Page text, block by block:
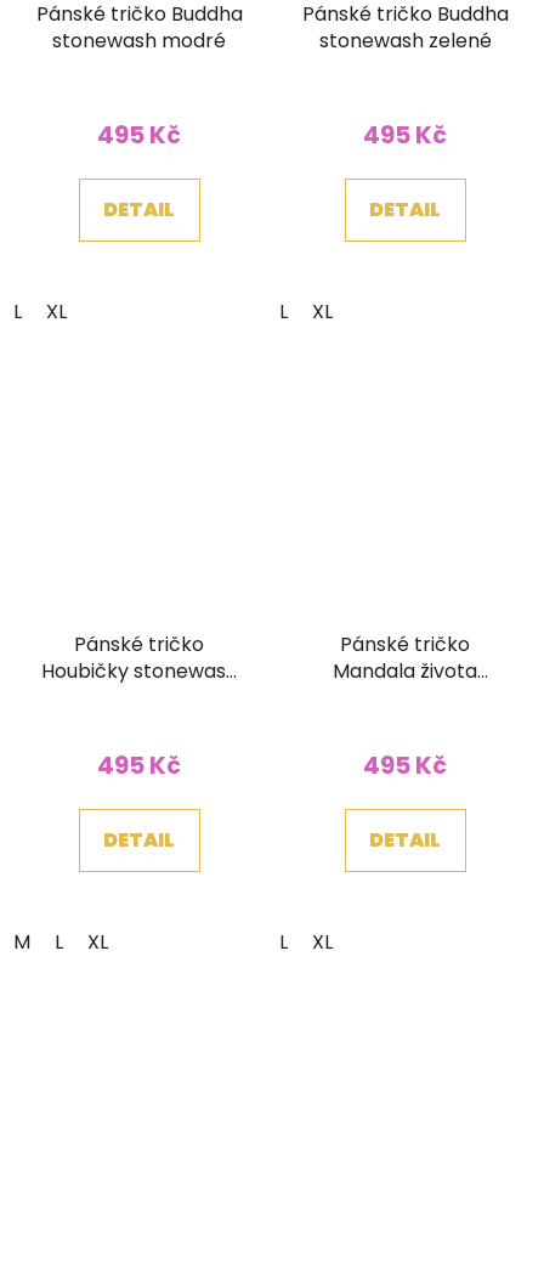
Pánské tričko Buddha
stonewash modré
495 Kč
DETAIL
L XL
Pánské tričko Buddha
stonewash zelené
495 Kč
DETAIL
L XL
Pánské tričko
Houbičky stonewash
495 Kč
DETAIL
M L XL
Pánské tričko
Mandala života
495 Kč
DETAIL
L XL